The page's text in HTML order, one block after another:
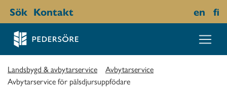
Sök Kontakt en fi
Landsbygd & avbytarservice
Avbytarservice
Avbytarservice för pälsdjursuppfödare